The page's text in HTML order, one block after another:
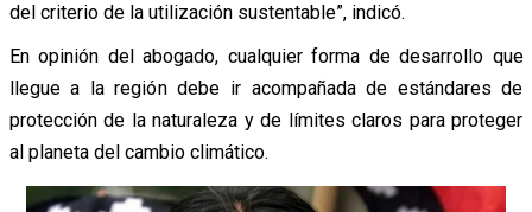
del criterio de la utilización sustentable”, indicó.
En opinión del abogado, cualquier forma de desarrollo que
llegue a la región debe ir acompañada de estándares de
protección de la naturaleza y de límites claros para proteger
al planeta del cambio climático.